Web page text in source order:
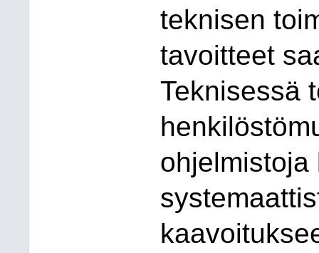
teknisen
tavoitteet
Teknisessä
ohjelmistoja